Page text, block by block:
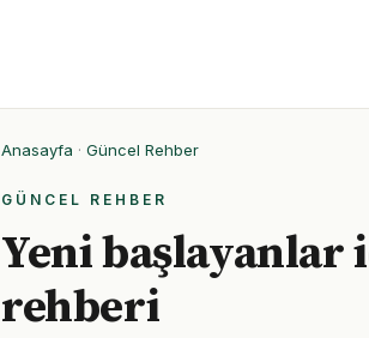
Anasayfa · Güncel Rehber
GÜNCEL REHBER
Yeni
rehberi